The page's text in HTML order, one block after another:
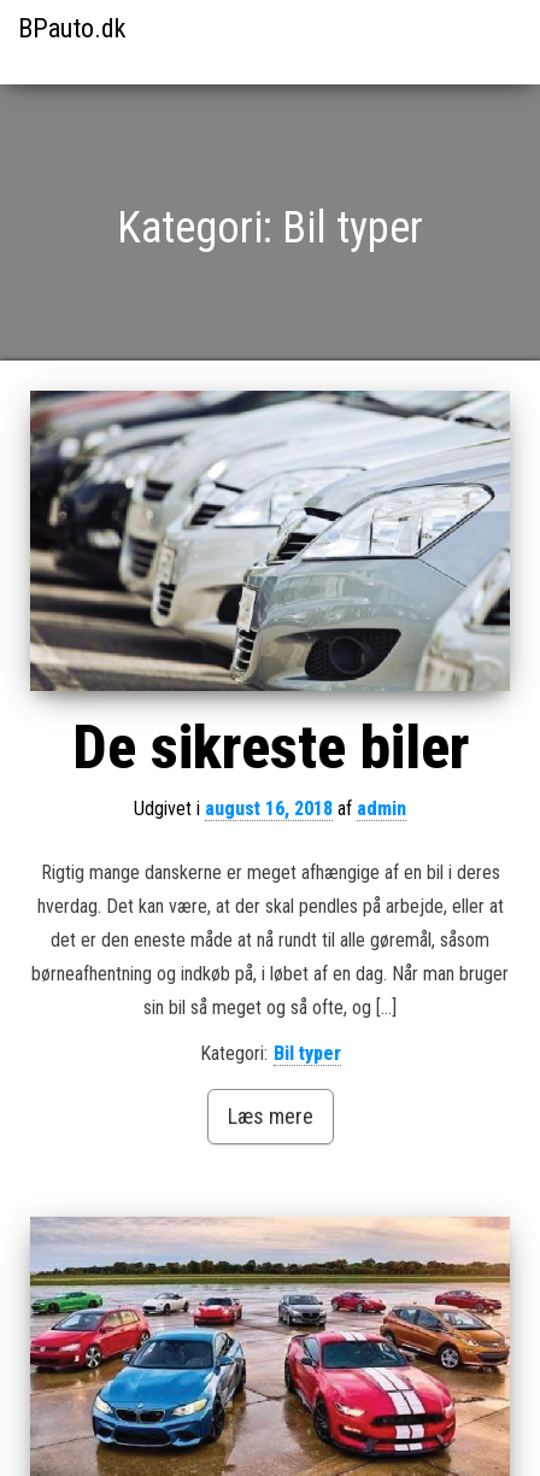
BPauto.dk
Kategori: Bil typer
De sikreste biler
Udgivet i august 16, 2018 af admin
Rigtig mange danskerne er meget afhængige af en bil i deres
hverdag. Det kan være, at der skal pendles på arbejde, eller at
det er den eneste måde at nå rundt til alle gøremål, såsom
børneafhentning og indkøb på, i løbet af en dag. Når man bruger
sin bil så meget og så ofte, og […]
Kategori: Bil typer
Læs mere